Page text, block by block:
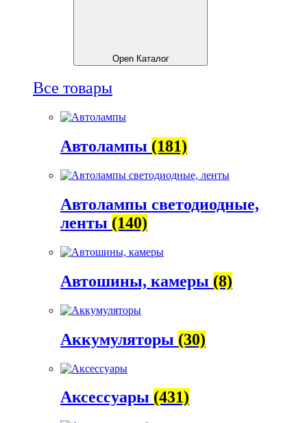
Open Каталог
Все товары
Автолампы (181)
Автолампы светодиодные,
ленты (140)
Автошины, камеры (8)
Аккумуляторы (30)
Аксессуары (431)